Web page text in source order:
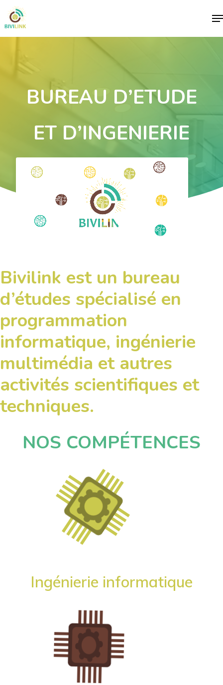
BUREAU D’ETUDE
ET D’INGENIERIE
Bivilink est un bureau
d’études spécialisé en
programmation
informatique, ingénierie
multimédia et autres
activités scientifiques et
techniques.
NOS COMPÉTENCES
Ingénierie informatique